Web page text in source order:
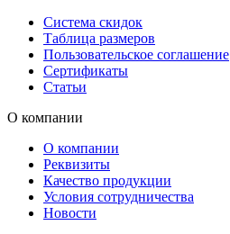
Система скидок
Таблица размеров
Пользовательское соглашение
Сертификаты
Статьи
О компании
О компании
Реквизиты
Качество продукции
Условия сотрудничества
Новости